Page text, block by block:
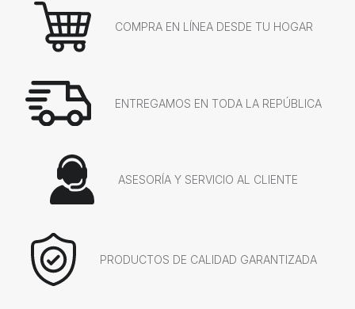
COMPRA EN LÍNEA DESDE TU HOGAR
ENTREGAMOS EN TODA LA REPÚBLICA
ASESORÍA Y SERVICIO AL CLIENTE
PRODUCTOS DE CALIDAD GARANTIZADA